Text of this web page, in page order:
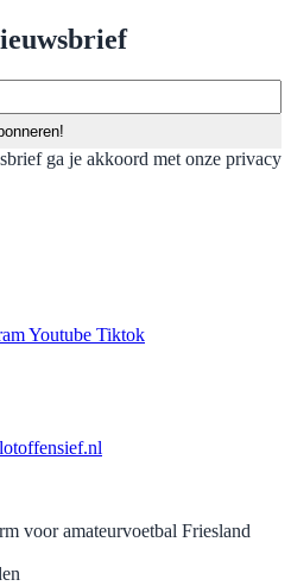
ga je akkoord met onze privacy
Youtube Tiktok
voor amateurvoetbal Friesland